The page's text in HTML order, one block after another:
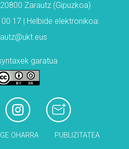
Zarautz (Gipuzkoa)
17 | Helbide elektronikoa:
garatua
OHARRA PUBLIZITATEA